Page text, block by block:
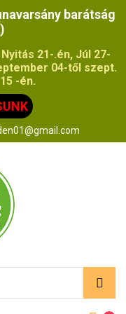
barátság
21-.én, Júl 27-
04-től szept.
-én.